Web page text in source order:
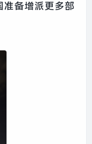
准备增派更多部